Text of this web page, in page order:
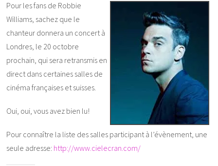
Pour les fans de Robbie
Williams, sachez que le
chanteur donnera un concert à
Londres, le 20 octobre
prochain, qui sera retransmis en
direct dans certaines salles de
cinéma françaises et suisses.
Oui, oui, vous avez bien lu!
Pour connaître la liste des salles participant à l’évènement, une
seule adresse: http://www.cielecran.com/